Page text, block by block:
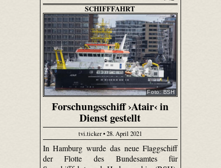
SCHIFFFAHRT
Foto: BSH
Forschungsschiff ›Atair‹ in
Dienst gestellt
tvi.ticker • 28. April 2021
In Hamburg wurde das neue Flaggschiff
der Flotte des Bundesamtes für